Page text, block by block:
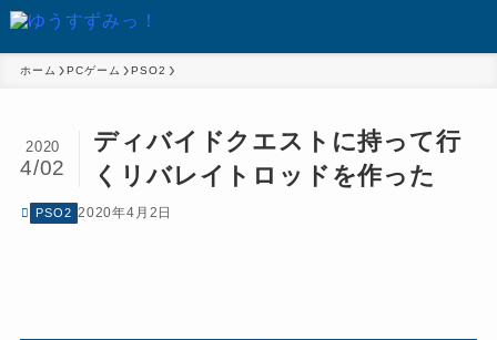
ホーム PCゲーム PSO2
ディバイドクエストに持って行
くリバレイトロッドを作った
2020
4/02
PSO2 2020年4月2日